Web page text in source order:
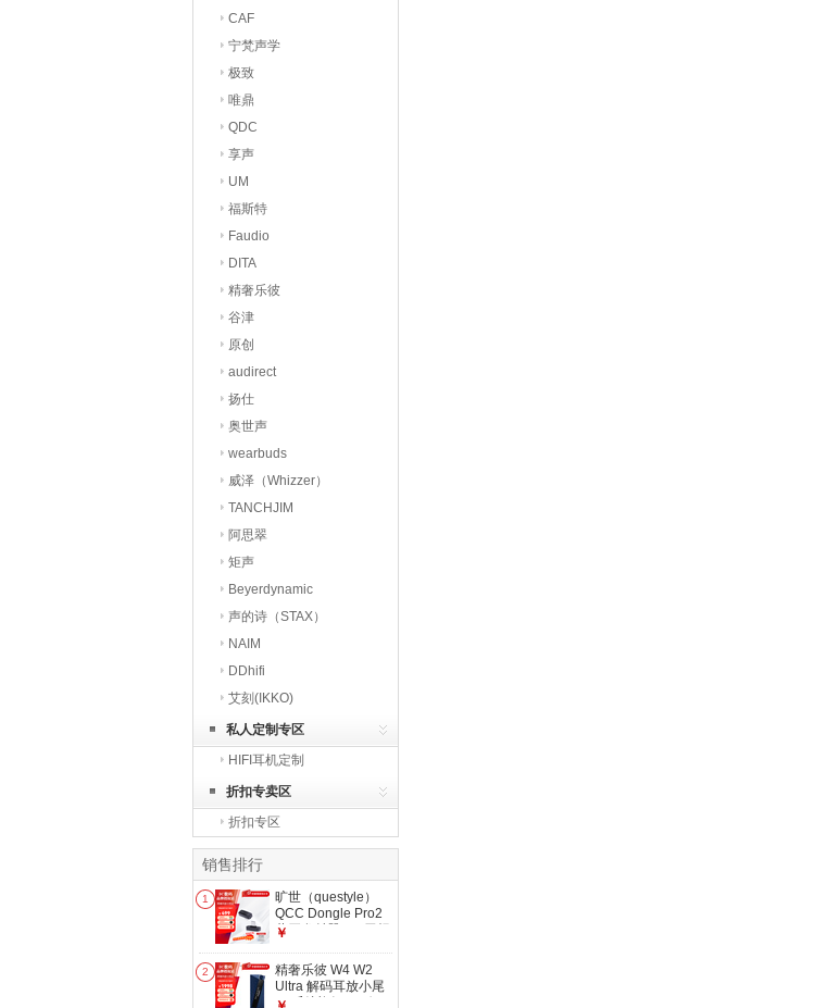
CAF
宁梵声学
极致
唯鼎
QDC
享声
UM
福斯特
Faudio
DITA
精奢乐彼
谷津
原创
audirect
扬仕
奥世声
wearbuds
威泽（Whizzer）
TANCHJIM
阿思翠
矩声
Beyerdynamic
声的诗（STAX）
NAIM
DDhifi
艾刻(IKKO)
私人定制专区
HIFI耳机定制
折扣专卖区
折扣专区
销售排行
1
旷世（questyle）
QCC Dongle Pro2
蓝牙发射器HiFi无损
QCC Dongle
Pro2【蓝牙6.1】
￥
2
精奢乐彼 W4 W2
Ultra 解码耳放小尾
巴 乐彼旗舰HIFI便